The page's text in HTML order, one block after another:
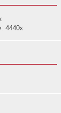
4440x